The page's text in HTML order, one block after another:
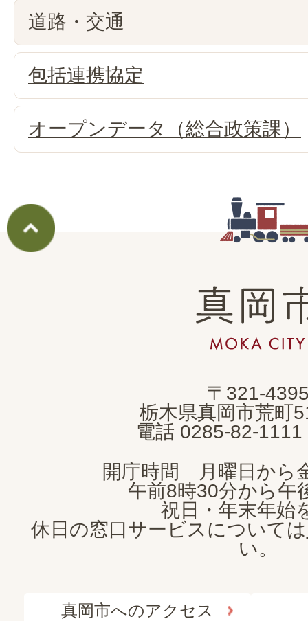
道路・交通
包括連携協定
オープンデータ（総合政策課）
真
岡
市
CITY
〒321-
栃木県真岡市荒町
電話 0285-82-1111
開庁時間 月曜日から
午前8時30分から午
祝日・年末年始
休日の窓口サービスについては
い。
真岡市へのアクセス